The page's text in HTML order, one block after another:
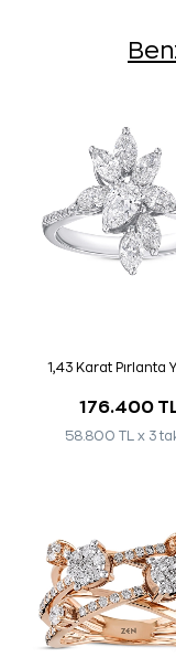
1,43 Karat Pırlanta
176.400
58.800 TL x 3